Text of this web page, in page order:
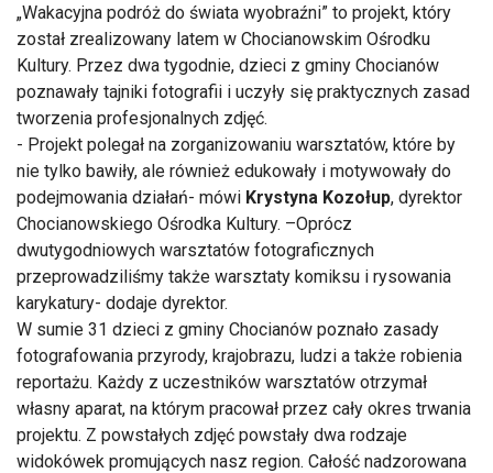
„Wakacyjna podróż do świata wyobraźni” to projekt, który
został zrealizowany latem w Chocianowskim Ośrodku
Kultury. Przez dwa tygodnie, dzieci z gminy Chocianów
poznawały tajniki fotografii i uczyły się praktycznych zasad
tworzenia profesjonalnych zdjęć.
- Projekt polegał na zorganizowaniu warsztatów, które by
nie tylko bawiły, ale również edukowały i motywowały do
podejmowania działań- mówi Krystyna Kozołup, dyrektor
Chocianowskiego Ośrodka Kultury. –Oprócz
dwutygodniowych warsztatów fotograficznych
przeprowadziliśmy także warsztaty komiksu i rysowania
karykatury- dodaje dyrektor.
W sumie 31 dzieci z gminy Chocianów poznało zasady
fotografowania przyrody, krajobrazu, ludzi a także robienia
reportażu. Każdy z uczestników warsztatów otrzymał
własny aparat, na którym pracował przez cały okres trwania
projektu. Z powstałych zdjęć powstały dwa rodzaje
widokówek promujących nasz region. Całość nadzorowana